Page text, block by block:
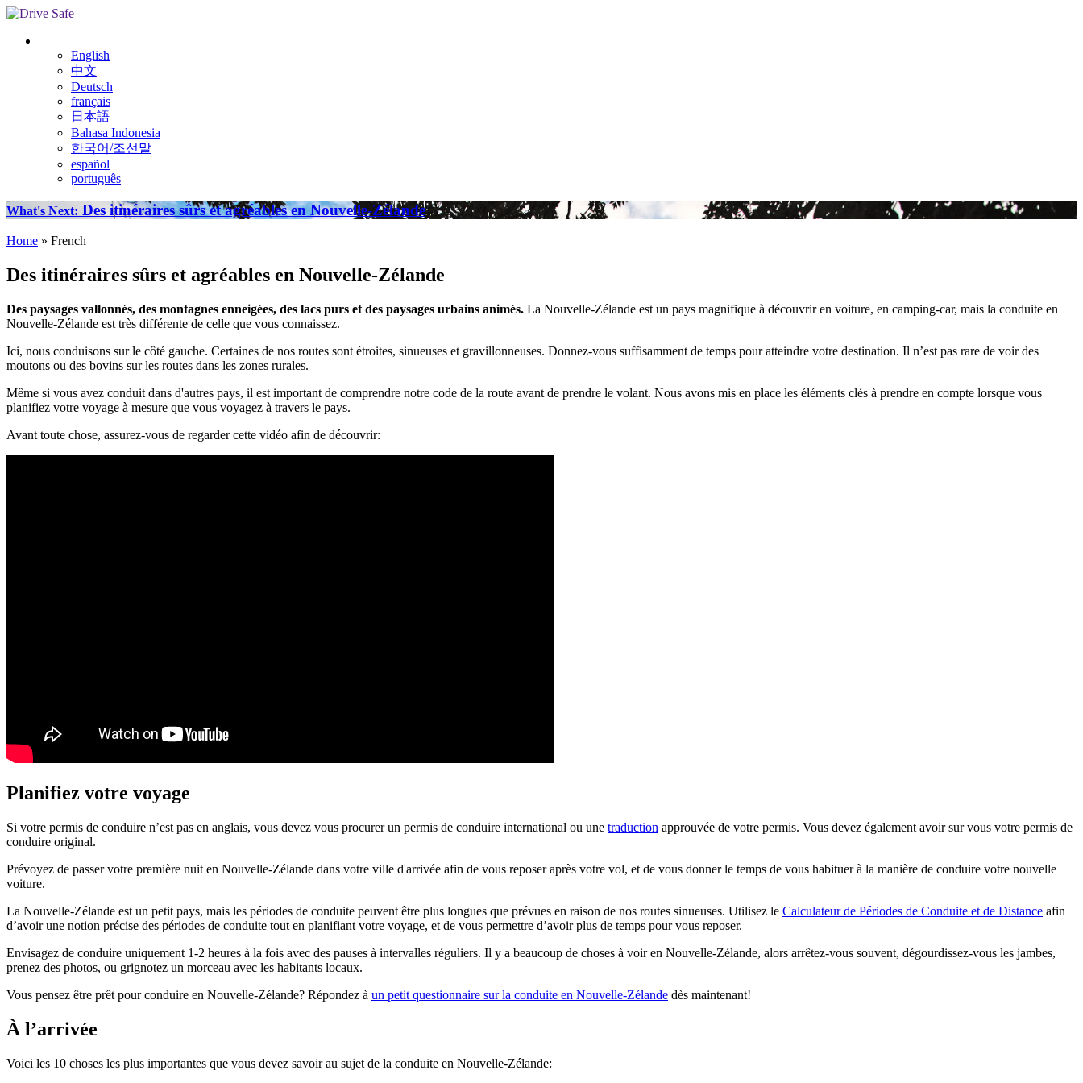
English
中文
Deutsch
français
日本語
Bahasa Indonesia
한국어/조선말
español
português
What's Next: Des itinéraires sûrs et agréables en Nouvelle-Zélande
Home » French
Des itinéraires sûrs et agréables en Nouvelle-Zélande
Des paysages vallonnés, des montagnes enneigées, des lacs purs et des paysages urbains animés. La Nouvelle-Zélande est un pays magnifique à découvrir en voiture, en camping-car, mais la conduite en
Nouvelle-Zélande est très différente de celle que vous connaissez.
Ici, nous conduisons sur le côté gauche. Certaines de nos routes sont étroites, sinueuses et gravillonneuses. Donnez-vous suffisamment de temps pour atteindre votre destination. Il n’est pas rare de voir des
moutons ou des bovins sur les routes dans les zones rurales.
Même si vous avez conduit dans d'autres pays, il est important de comprendre notre code de la route avant de prendre le volant. Nous avons mis en place les éléments clés à prendre en compte lorsque vous
planifiez votre voyage à mesure que vous voyagez à travers le pays.
Avant toute chose, assurez-vous de regarder cette vidéo afin de découvrir:
Planifiez votre voyage
Si votre permis de conduire n’est pas en anglais, vous devez vous procurer un permis de conduire international ou une traduction approuvée de votre permis. Vous devez également avoir sur vous votre permis de
conduire original.
Prévoyez de passer votre première nuit en Nouvelle-Zélande dans votre ville d'arrivée afin de vous reposer après votre vol, et de vous donner le temps de vous habituer à la manière de conduire votre nouvelle
voiture.
La Nouvelle-Zélande est un petit pays, mais les périodes de conduite peuvent être plus longues que prévues en raison de nos routes sinueuses. Utilisez le Calculateur de Périodes de Conduite et de Distance afin
d’avoir une notion précise des périodes de conduite tout en planifiant votre voyage, et de vous permettre d’avoir plus de temps pour vous reposer.
Envisagez de conduire uniquement 1-2 heures à la fois avec des pauses à intervalles réguliers. Il y a beaucoup de choses à voir en Nouvelle-Zélande, alors arrêtez-vous souvent, dégourdissez-vous les jambes,
prenez des photos, ou grignotez un morceau avec les habitants locaux.
Vous pensez être prêt pour conduire en Nouvelle-Zélande? Répondez à un petit questionnaire sur la conduite en Nouvelle-Zélande dès maintenant!
À l’arrivée
Voici les 10 choses les plus importantes que vous devez savoir au sujet de la conduite en Nouvelle-Zélande: